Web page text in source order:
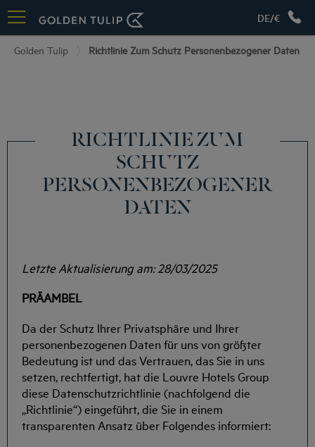
DE/€
Golden Tulip Richtlinie Zum Schutz Personenbezogener Daten
RICHTLINIE ZUM
SCHUTZ
PERSONENBEZOGENER
DATEN
Letzte Aktualisierung am: 28/03/2025
PRÄAMBEL
Da der Schutz Ihrer Privatsphäre und Ihrer
personenbezogenen Daten für uns von größter
Bedeutung ist und das Vertrauen, das Sie in uns
setzen, rechtfertigt, hat die Louvre Hotels Group
diese Datenschutzrichtlinie (nachfolgend die
„Richtlinie“) eingeführt, die Sie in einem
transparenten Ansatz über Folgendes informiert: